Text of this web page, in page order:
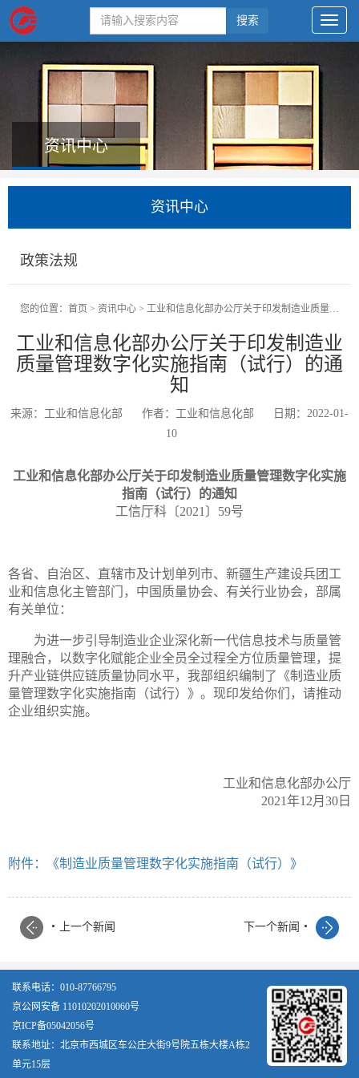
搜索
资讯中心
资讯中心
政策法规
您的位置： 首页 > 资讯中心 > 工业和信息化部办公厅关于印发制造业质量管理数字化实施指南（试行）的通知
工业和信息化部办公厅关于印发制造业
质量管理数字化实施指南（试行）的通
知
来源：工业和信息化部 作者：工业和信息化部
日期：2022-01-
10
工业和信息化部办公厅关于印发制造业质量管理数字化实施
指南（试行）的通知
工信厅科〔2021〕59号
各省、自治区、直辖市及计划单列市、新疆生产建设兵团工
业和信息化主管部门，中国质量协会、有关行业协会，部属
有关单位：
为进一步引导制造业企业深化新一代信息技术与质量管
理融合，以数字化赋能企业全员全过程全方位质量管理，提
升产业链供应链质量协同水平，我部组织编制了《制造业质
量管理数字化实施指南（试行）》。现印发给你们，请推动
企业组织实施。
工业和信息化部办公厅
2021年12月30日
附件：《制造业质量管理数字化实施指南（试行）》
. 上一个新闻 下一个新闻 .
联系电话：010-87766795
京公网安备 11010202010060号
京ICP备05042056号
联系地址：北京市西城区车公庄大街9号院五栋大楼A栋2
单元15层